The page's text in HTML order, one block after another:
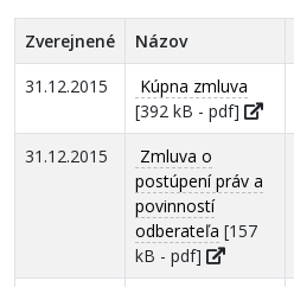
Zverejnené Názov
31.12.2015
Kúpna zmluva
[392 kB - pdf]
31.12.2015
Zmluva o
postúpení práv a
povinností
odberateľa [157
kB - pdf]